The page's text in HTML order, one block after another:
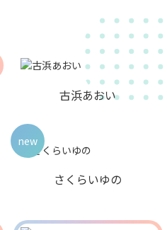
古浜あおい
さくらいゆの
new